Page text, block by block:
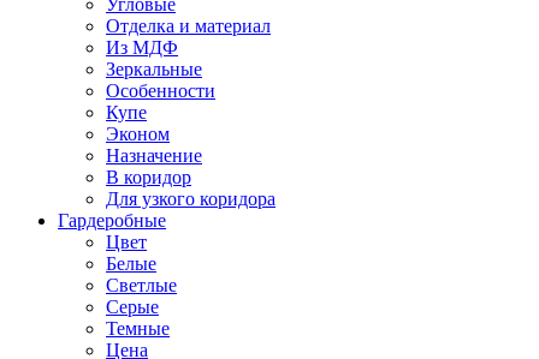
Угловые
Отделка и материал
Из МДФ
Зеркальные
Особенности
Купе
Эконом
Назначение
В коридор
Для узкого коридора
Гардеробные
Цвет
Белые
Светлые
Серые
Темные
Цена